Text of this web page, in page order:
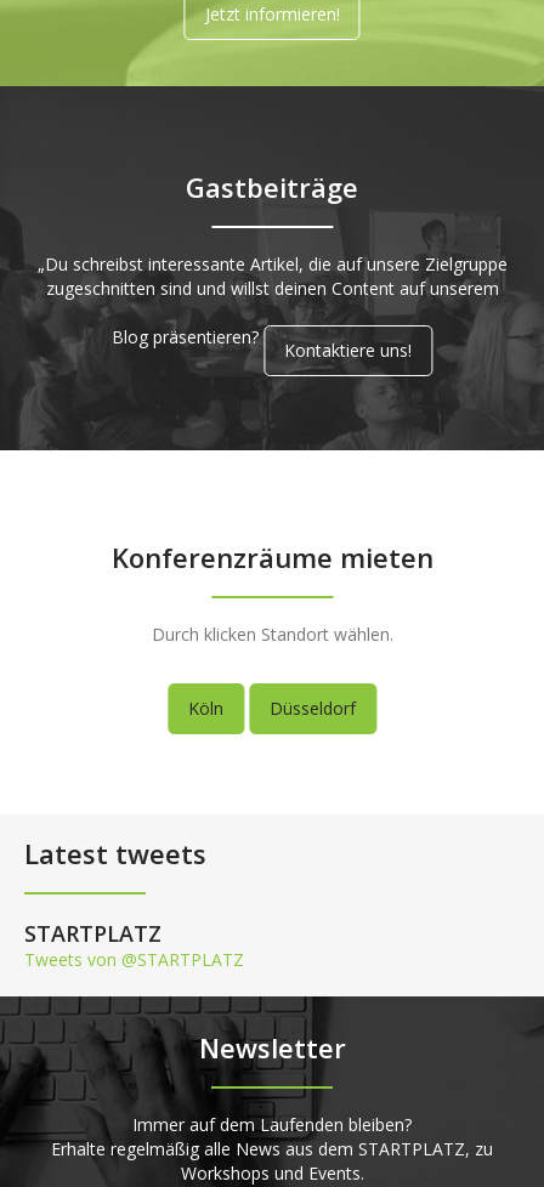
Jetzt informieren!
Gastbeiträge
„Du schreibst interessante Artikel, die auf unsere Zielgruppe
zugeschnitten sind und willst deinen Content auf unserem
Blog präsentieren?
Kontaktiere uns!
Konferenzräume mieten
Durch klicken Standort wählen.
Köln Düsseldorf
Latest tweets
STARTPLATZ
Tweets von @STARTPLATZ
Newsletter
Immer auf dem Laufenden bleiben?
Erhalte regelmäßig alle News aus dem STARTPLATZ, zu
Workshops und Events.